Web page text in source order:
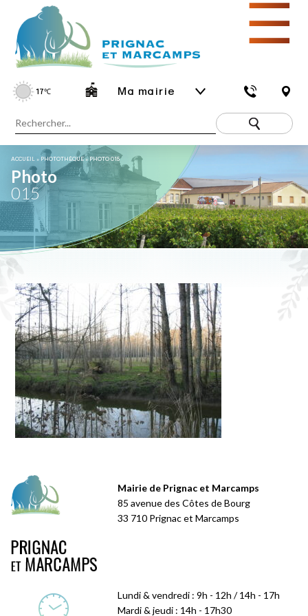
17℃ Ma mairie
☰
ACCUEIL » PHOTOTHÈQUE»PHOTO 015
Photo
015
Mairie de Prignac et Marcamps
85 avenue des Côtes de Bourg
33 710 Prignac et Marcamps
Lundi & vendredi : 9h - 12h / 14h - 17h
Mardi & jeudi : 14h - 17h30